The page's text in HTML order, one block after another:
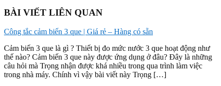
BÀI VIẾT LIÊN QUAN
Công tắc cảm biến 3 que | Giá rẻ – Hàng có sẵn
Cảm biến 3 que là gì ? Thiết bị đo mức nước 3 que hoạt động như
thế nào? Cảm biến 3 que này được ứng dụng ở đâu? Đây là những
câu hỏi mà Trọng nhận được khá nhiều trong qua trình làm việc
trong nhà máy. Chính vì vậy bài viết này Trọng […]